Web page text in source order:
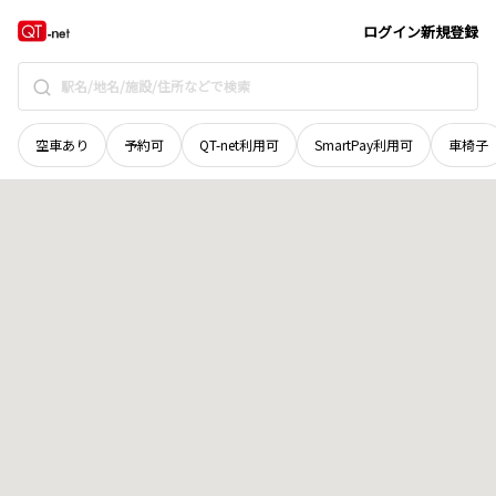
ログイン新規登録
空車あり 予約可 QT-net利用可 SmartPay利用可 車椅子
和歌山県